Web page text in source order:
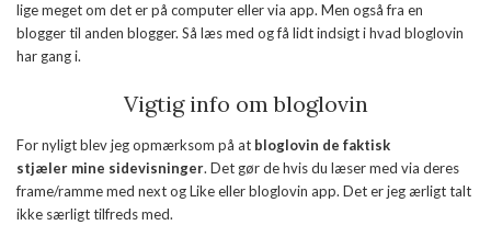
lige meget om det er på computer eller via app. Men også fra en
blogger til anden blogger. Så læs med og få lidt indsigt i hvad bloglovin
har gang i.
Vigtig info om bloglovin
For nyligt blev jeg opmærksom på at bloglovin de faktisk
stjæler mine sidevisninger. Det gør de hvis du læser med via deres
frame/ramme med next og Like eller bloglovin app. Det er jeg ærligt talt
ikke særligt tilfreds med.